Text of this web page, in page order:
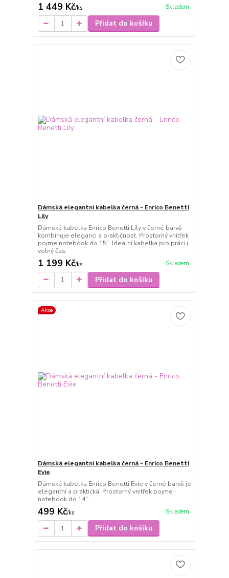
1 449 Kč/ks Skladem
Přidat do košíku
Dámská elegantní kabelka černá - Enrico Benetti
Lily
Dámská kabelka Enrico Benetti Lily v černé barvě
kombinuje eleganci a praktičnost. Prostorný vnitřek
pojme notebook do 15". Ideální kabelka pro práci i
volný čas.
1 199 Kč/ks Skladem
Přidat do košíku
Akce
Dámská elegantní kabelka černá - Enrico Benetti
Evie
Dámská kabelka Enrico Benetti Evie v černé barvě je
elegantní a praktická. Prostorný vnitřek pojme i
notebook do 14".
499 Kč/ks Skladem
Přidat do košíku